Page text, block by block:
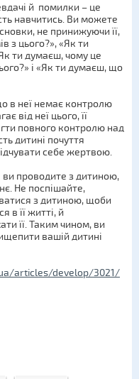
й помилки – це
навчитись. Ви можете
не принижуючи її,
з цього?», «Як ти
ти думаєш, чому це
і «Як ти думаєш, що
в неї немає контролю
від неї цього, її
повного контролю над
дитині почуття
себе жертвою.
проводите з дитиною,
Не поспішайте,
з дитиною, щоби
в її житті, й
її. Таким чином, ви
вашій дитині
articles/develop/3021/